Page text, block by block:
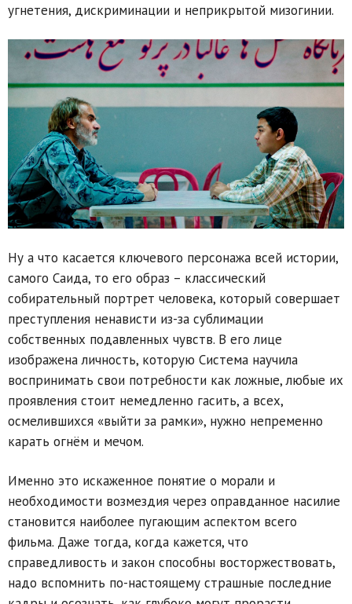
угнетения, дискриминации и неприкрытой мизогинии.
Ну а что касается ключевого персонажа всей истории,
самого Саида, то его образ – классический
собирательный портрет человека, который совершает
преступления ненависти из-за сублимации
собственных подавленных чувств. В его лице
изображена личность, которую Система научила
воспринимать свои потребности как ложные, любые их
проявления стоит немедленно гасить, а всех,
осмелившихся «выйти за рамки», нужно непременно
карать огнём и мечом.
Именно это искаженное понятие о морали и
необходимости возмездия через оправданное насилие
становится наиболее пугающим аспектом всего
фильма. Даже тогда, когда кажется, что
справедливость и закон способны восторжествовать,
надо вспомнить по-настоящему страшные последние